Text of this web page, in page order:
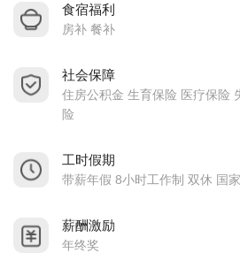
我们以创造技术密集型精密产品做为商
成为留给人们深刻印象具有国际性、
的企业做为目标
我们秉承低碳生产、绿色制造，自觉
义务主体责任，遵守并拥护国际和国
严格遵守各项法律、法规
食宿福利
房补 餐补
社会保障
住房公积金 生育保险 医疗保险
险
工时假期
带薪年假 8小时工作制 双休 国
薪酬激励
年终奖